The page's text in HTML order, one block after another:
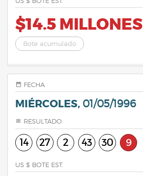
$14.5 MILLONES
Bote acumulado
FECHA
MIÉRCOLES, 01/05/1996
RESULTADO
14 27 2 43 30 9
US $ BOTE EST.